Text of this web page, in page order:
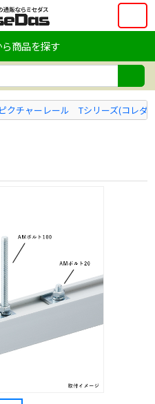
商品を探す
ピクチャーレール Tシリーズ(コレダ